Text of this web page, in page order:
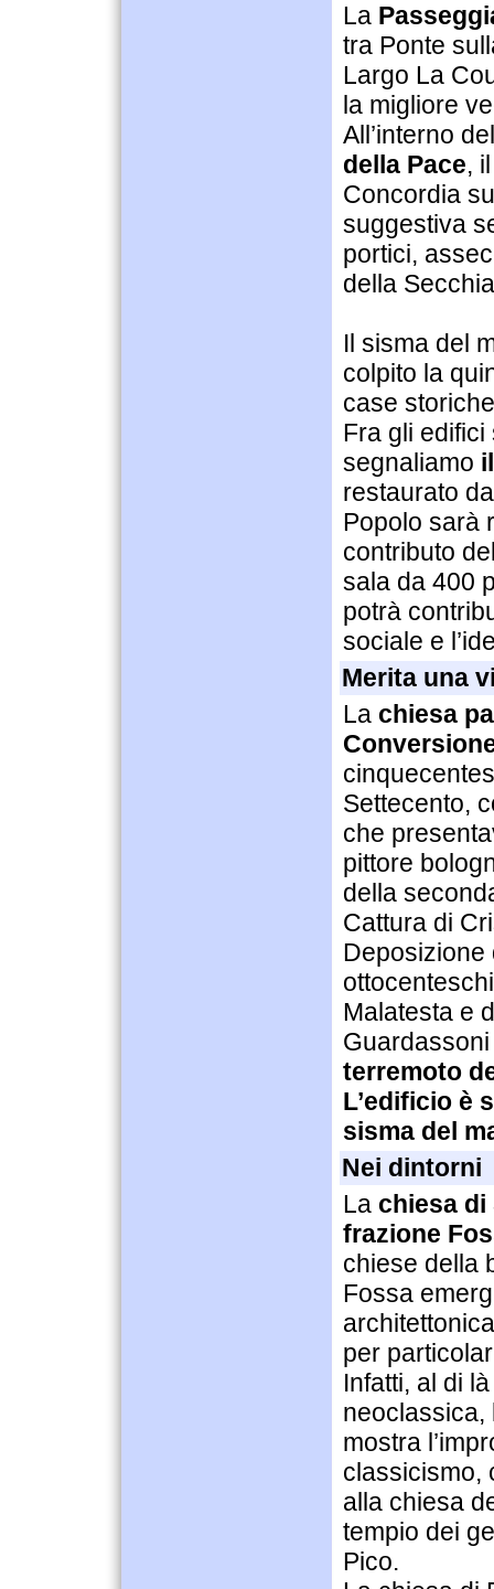
La
tra Ponte
Largo La
la migliore
All’interno
della Pace,
Concordia
suggestiva
portici,
della
Il sisma del
colpito la
case
Fra gli
segnaliamo
restaurato
Popolo sarà
contributo
sala da 400
potrà
sociale e
Merita una
La chiesa
Settecento,
che
pittore
della
Cattura di
Deposizione
Malatesta e
terremoto
L’edificio è
sisma del
Nei dintorni
La chiesa di
frazione
chiese della
Fossa
per
Infatti, al di
neoclassica,
mostra
classicismo,
alla chiesa
tempio dei
Pico.